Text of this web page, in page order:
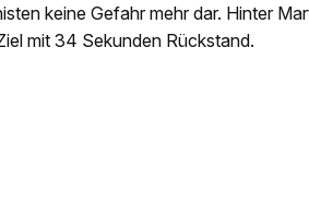
keine Gefahr mehr dar. Hinter
mit 34 Sekunden Rückstand.